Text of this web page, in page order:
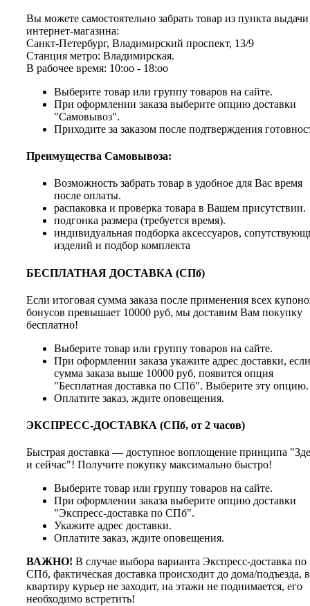
Вы можете самостоятельно забрать товар из пункта выдачи
интернет-магазина:
Санкт-Петербург, Владимирский проспект, 13/9
Станция метро: Владимирская.
В рабочее время: 10:оо - 18:оо
Выберите товар или группу товаров на сайте.
При оформлении заказа выберите опцию доставки
"Самовывоз".
Приходите за заказом после подтверждения
Преимущества Самовывоза:
Возможность забрать товар в удобное для Вас время
после оплаты.
распаковка и проверка товара в Вашем присутствии.
подгонка размера (требуется время).
индивидуальная подборка аксессуаров,
изделий и подбор комплекта
БЕСПЛАТНАЯ ДОСТАВКА (СПб)
Если итоговая сумма заказа после применения всех
бонусов превышает 10000 руб, мы доставим Вам покупку
бесплатно!
Выберите товар или группу товаров на сайте.
При оформлении заказа укажите адрес доставки, если
сумма заказа выше 10000 руб, появится опция
"Бесплатная доставка по СПб". Выберите эту опцию.
Оплатите заказ, ждите оповещения.
ЭКСПРЕСС-ДОСТАВКА (СПб, от 2 часов)
Быстрая доставка — доступное воплощение принципа
и сейчас"! Получите покупку максимально быстро!
Выберите товар или группу товаров на сайте.
При оформлении заказа выберите опцию доставки
"Экспресс-доставка по СПб".
Укажите адрес доставки.
Оплатите заказ, ждите оповещения.
ВАЖНО! В случае выбора варианта Экспресс-доставка по
СПб, фактическая доставка происходит до дома/подъезда, в
квартиру курьер не заходит, на этажи не поднимается, его
необходимо встретить!